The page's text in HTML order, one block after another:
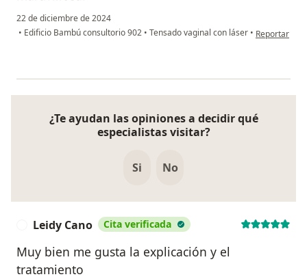
22 de diciembre de 2024
• Edificio Bambú consultorio 902 • Tensado vaginal con láser • en opinión
Reportar
¿Te ayudan las opiniones a decidir qué
especialistas visitar?
Si No
Leidy Cano Cita verificada
Muy bien me gusta la explicación y el
tratamiento